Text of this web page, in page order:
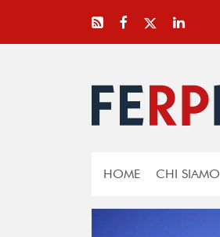
HOME CHI SIAMO